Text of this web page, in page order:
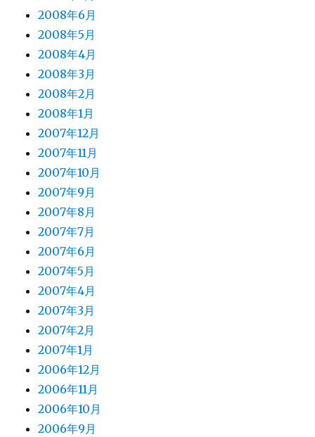
2008年6月
2008年5月
2008年4月
2008年3月
2008年2月
2008年1月
2007年12月
2007年11月
2007年10月
2007年9月
2007年8月
2007年7月
2007年6月
2007年5月
2007年4月
2007年3月
2007年2月
2007年1月
2006年12月
2006年11月
2006年10月
2006年9月